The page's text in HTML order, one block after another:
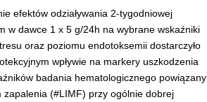
efektów odziaływania 2-tygodniowej
w dawce 1 x 5 g/24h na wybrane wskaźniki
oraz poziomu endotoksemii dostarczyło
wpływie na markery uszkodzenia
badania hematologicznego powiązany
zapalenia (#LIMF) przy ogólnie dobrej